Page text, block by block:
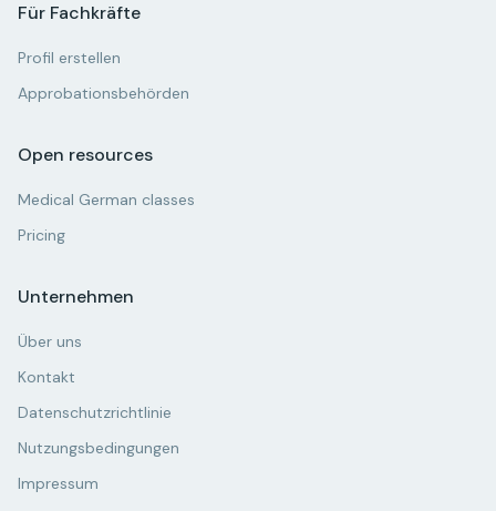
Für Fachkräfte
Profil erstellen
Approbationsbehörden
Open resources
Medical German classes
Pricing
Unternehmen
Über uns
Kontakt
Datenschutzrichtlinie
Nutzungsbedingungen
Impressum